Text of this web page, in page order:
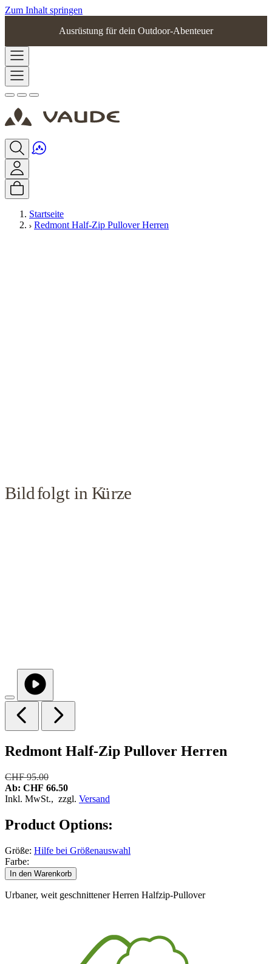
Zum Inhalt springen
Ausrüstung für dein Outdoor-Abenteuer
Startseite
Redmont Half-Zip Pullover Herren
Redmont Half-Zip Pullover Herren
CHF 95.00
Ab: CHF 66.50
Inkl. MwSt., zzgl. Versand
Product Options:
Größe: Hilfe bei Größenauswahl
Farbe:
In den Warenkorb
Urbaner, weit geschnittener Herren Halfzip-Pullover